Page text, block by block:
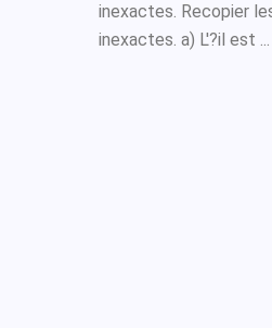
inexactes. Recopier
inexactes. a) L'?il est ...